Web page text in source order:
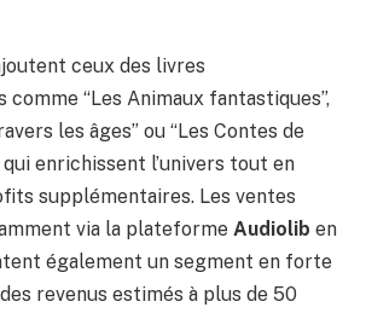
ceux des livres
“Les Animaux fantastiques”,
les âges” ou “Les Contes de
qui enrichissent l’univers tout en
supplémentaires. Les ventes
via la plateforme Audiolib en
également un segment en forte
revenus estimés à plus de 50